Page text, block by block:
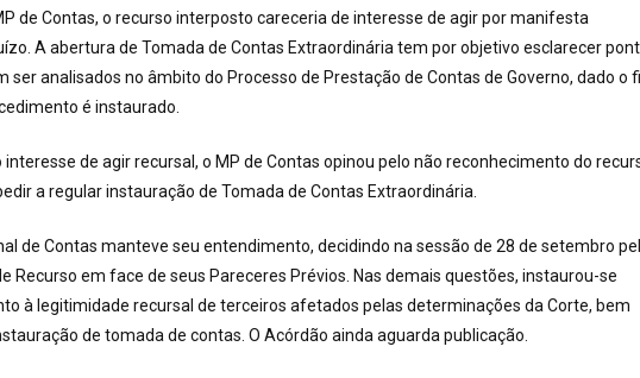
de Contas, o recurso interposto careceria de interesse de agir por manifesta
A abertura de Tomada de Contas Extraordinária tem por objetivo esclarecer
ser analisados no âmbito do Processo de Prestação de Contas de Governo, dado o
é instaurado.
de agir recursal, o MP de Contas opinou pelo não reconhecimento do
a regular instauração de Tomada de Contas Extraordinária.
de Contas manteve seu entendimento, decidindo na sessão de 28 de setembro
Recurso em face de seus Pareceres Prévios. Nas demais questões, instaurou-se
à legitimidade recursal de terceiros afetados pelas determinações da Corte, bem
de tomada de contas. O Acórdão ainda aguarda publicação.